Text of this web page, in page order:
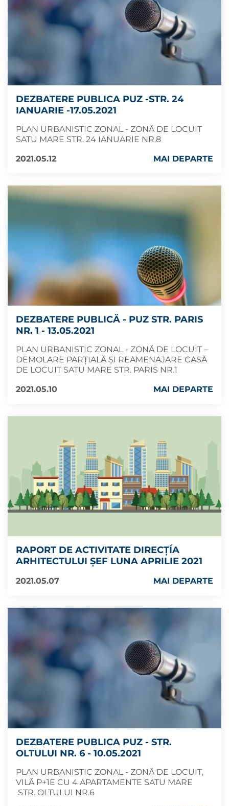
DEZBATERE PUBLICA PUZ -STR. 24
IANUARIE -17.05.2021
PLAN URBANISTIC ZONAL - ZONĂ DE LOCUIT
SATU MARE STR. 24 IANUARIE NR.8
2021.05.12
MAI DEPARTE
DEZBATERE PUBLICĂ - PUZ STR. PARIS
NR. 1 - 13.05.2021
PLAN URBANISTIC ZONAL - ZONĂ DE LOCUIT –
DEMOLARE PARȚIALĂ ȘI REAMENAJARE CASĂ
DE LOCUIT SATU MARE STR. PARIS NR.1
2021.05.10
MAI DEPARTE
RAPORT DE ACTIVITATE DIRECȚÍA
ARHITECTULUI ȘEF LUNA APRILIE 2021
2021.05.07 MAI DEPARTE
DEZBATERE PUBLICA PUZ - STR.
OLTULUI NR. 6 - 10.05.2021
PLAN URBANISTIC ZONAL - ZONĂ DE LOCUIT,
VILĂ P+1E CU 4 APARTAMENTE SATU MARE
STR. OLTULUI NR.6